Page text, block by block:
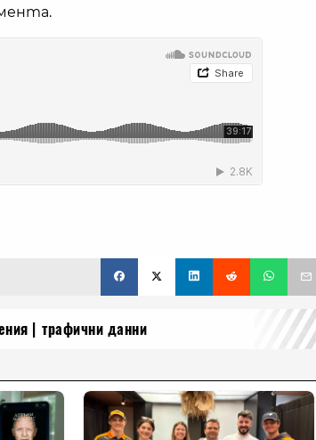
трафични данни